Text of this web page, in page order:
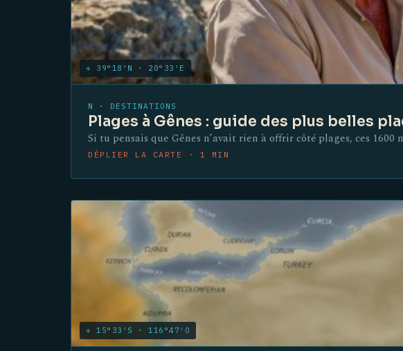
✛ 39°18′N · 20°33′E
N · DESTINATIONS
Plages à Gênes : guide des plus belles
Si tu pensais que Gênes n’avait rien à offrir côté plages, ces
DÉPLIER LA CARTE · 1 MIN
✛ 15°33′S · 116°47′O